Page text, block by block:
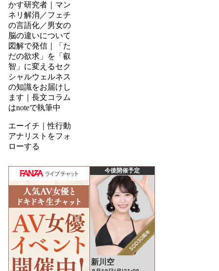
かす研究者｜マン
ネリ解消／フェチ
の言語化／男女の
脳の違いについて
図解で発信｜「た
だの欲求」を「叡
智」に変えるセク
シャルウェルネス
の知識をお届けし
ます｜長文コラム
はnoteで執筆中
エーイチ｜性行動
アナリストをフォ
ローする